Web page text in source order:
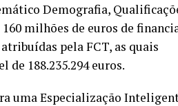
Demografia,
milhões de euros de
pela FCT, as quais
188.235.294 euros.
uma Especialização